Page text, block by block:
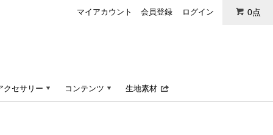
マイアカウント 会員登録 ログイン 0点
クセサリー コンテンツ 生地素材